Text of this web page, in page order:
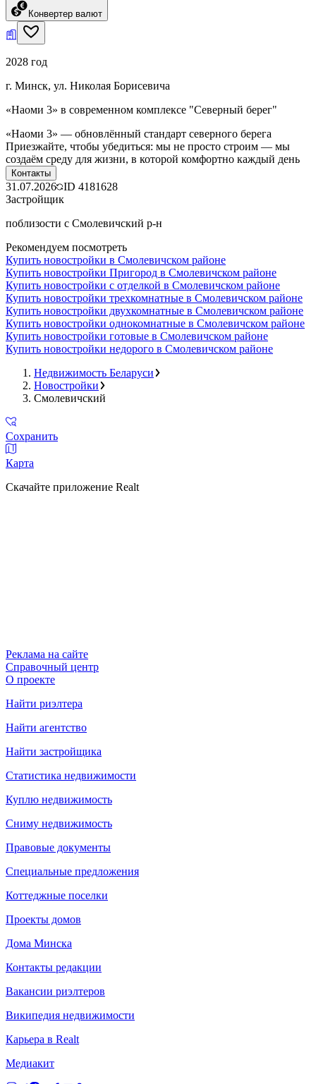
Конвертер валют
2028 год
г. Минск, ул. Николая Борисевича
«Наоми 3» в современном комплексе "Северный берег"
«Наоми 3» — обновлённый стандарт северного берега
Приезжайте, чтобы убедиться: мы не просто строим — мы
создаём среду для жизни, в которой комфортно каждый день
Контакты
31.07.2026 ID 4181628
Застройщик
поблизости с Смолевичский р-н
Рекомендуем посмотреть
Купить новостройки в Смолевичском районе
Купить новостройки Пригород в Смолевичском районе
Купить новостройки с отделкой в Смолевичском районе
Купить новостройки трехкомнатные в Смолевичском районе
Купить новостройки двухкомнатные в Смолевичском районе
Купить новостройки однокомнатные в Смолевичском районе
Купить новостройки готовые в Смолевичском районе
Купить новостройки недорого в Смолевичском районе
Недвижимость Беларуси
Новостройки
Смолевичский
Сохранить
Карта
Скачайте приложение Realt
Реклама на сайте
Справочный центр
О проекте
Найти риэлтера
Найти агентство
Найти застройщика
Статистика недвижимости
Куплю недвижимость
Сниму недвижимость
Правовые документы
Специальные предложения
Коттеджные поселки
Проекты домов
Дома Минска
Контакты редакции
Вакансии риэлтеров
Википедия недвижимости
Карьера в Realt
Медиакит